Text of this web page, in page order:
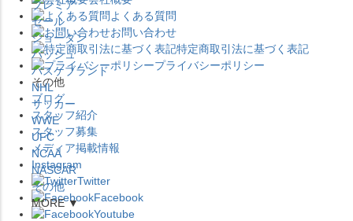
よくある質問
お問い合わせ
特定商取引法に基づく表記
プライバシーポリシー
その他
ブログ
スタッフ紹介
スタッフ募集
メディア掲載情報
Instagram
Twitter
Facebook
Youtube
プレミア
セール
ジョーダン
バッシュ
バスケブランド
NHL
サッカー
WWE
UFC
NCAA
NASCAR
その他
MORE ▼